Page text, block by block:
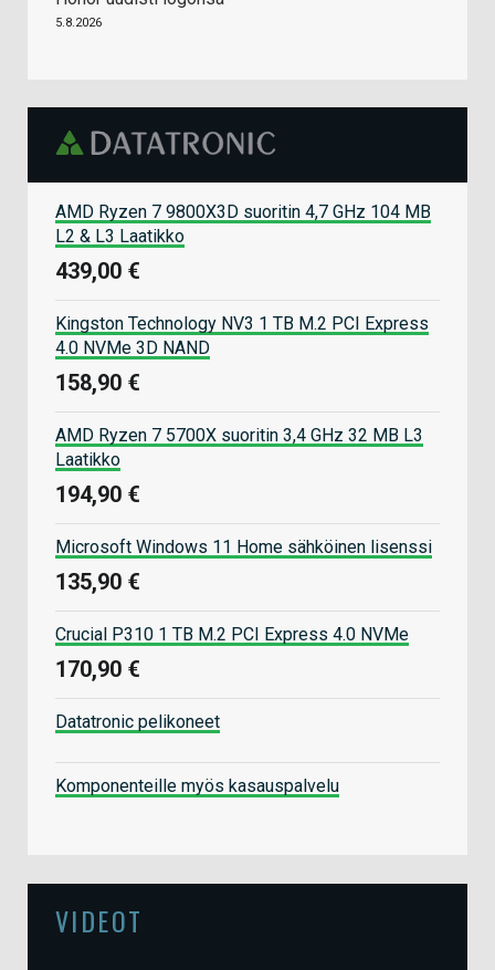
5.8.2026
AMD Ryzen 7 9800X3D suoritin 4,7 GHz 104 MB
L2 & L3 Laatikko
439,00 €
Kingston Technology NV3 1 TB M.2 PCI Express
4.0 NVMe 3D NAND
158,90 €
AMD Ryzen 7 5700X suoritin 3,4 GHz 32 MB L3
Laatikko
194,90 €
Microsoft Windows 11 Home sähköinen lisenssi
135,90 €
Crucial P310 1 TB M.2 PCI Express 4.0 NVMe
170,90 €
Datatronic pelikoneet
Komponenteille myös kasauspalvelu
VIDEOT